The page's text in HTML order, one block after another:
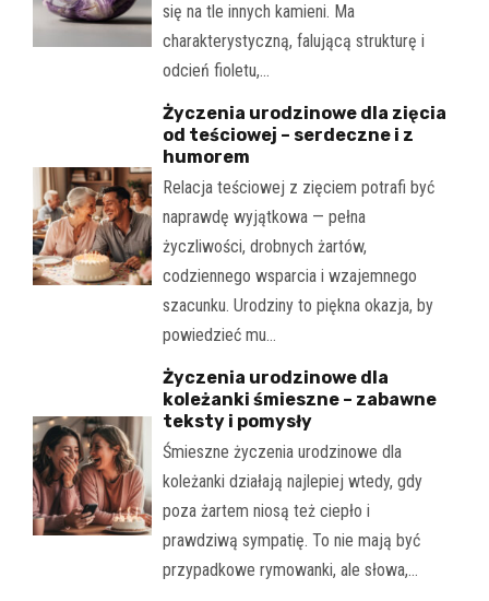
się na tle innych kamieni. Ma
charakterystyczną, falującą strukturę i
odcień fioletu,…
Życzenia urodzinowe dla zięcia
od teściowej – serdeczne i z
humorem
Relacja teściowej z zięciem potrafi być
naprawdę wyjątkowa — pełna
życzliwości, drobnych żartów,
codziennego wsparcia i wzajemnego
szacunku. Urodziny to piękna okazja, by
powiedzieć mu…
Życzenia urodzinowe dla
koleżanki śmieszne – zabawne
teksty i pomysły
Śmieszne życzenia urodzinowe dla
koleżanki działają najlepiej wtedy, gdy
poza żartem niosą też ciepło i
prawdziwą sympatię. To nie mają być
przypadkowe rymowanki, ale słowa,…